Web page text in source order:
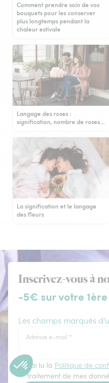
Comment prendre soin de vos
bouquets pour les conserver
plus longtemps pendant la
chaleur estivale
Langage des roses :
signification, nombre de roses…
La signification et le langage
des fleurs
Inscrivez-vous à
-5€ sur votre
Les champs marqués
Adresse e-mail *
J'ai lu la Politique de
traitement de mes